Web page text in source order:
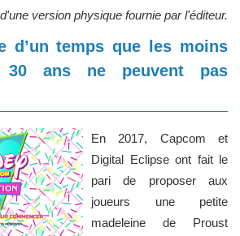
version physique fournie par l'éditeur.
d’un temps que les moins
30 ans ne peuvent pas
En 2017, Capcom et
Digital Eclipse ont fait le
pari de proposer aux
joueurs une petite
madeleine de Proust